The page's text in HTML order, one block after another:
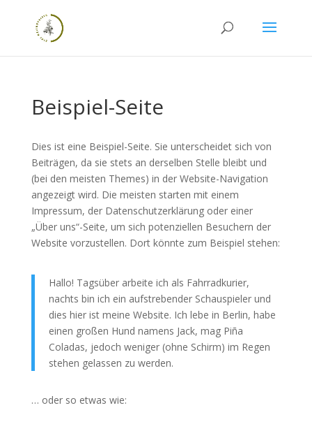
Beispiel-Seite
Dies ist eine Beispiel-Seite. Sie unterscheidet sich von
Beiträgen, da sie stets an derselben Stelle bleibt und
(bei den meisten Themes) in der Website-Navigation
angezeigt wird. Die meisten starten mit einem
Impressum, der Datenschutzerklärung oder einer
„Über uns“-Seite, um sich potenziellen Besuchern der
Website vorzustellen. Dort könnte zum Beispiel stehen:
Hallo! Tagsüber arbeite ich als Fahrradkurier,
nachts bin ich ein aufstrebender Schauspieler und
dies hier ist meine Website. Ich lebe in Berlin, habe
einen großen Hund namens Jack, mag Piña
Coladas, jedoch weniger (ohne Schirm) im Regen
stehen gelassen zu werden.
… oder so etwas wie: